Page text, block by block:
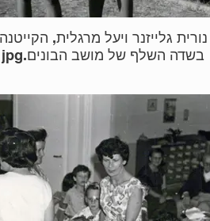
נורית גלייזנר ויעל מרגלית, הקייטנה
בשדה השלף של מושב הבונים.jpg